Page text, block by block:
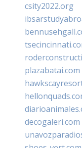
csity2022.org
plazabatai.com
decogaleri.com